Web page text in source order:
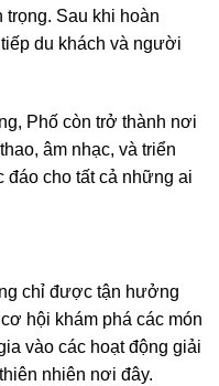
trọng. Sau khi hoàn
du khách và người
Phố còn trở thành nơi
âm nhạc, và triển
đáo cho tất cả những ai
chỉ được tận hưởng
hội khám phá các món
vào các hoạt động giải
nhiên nơi đây.